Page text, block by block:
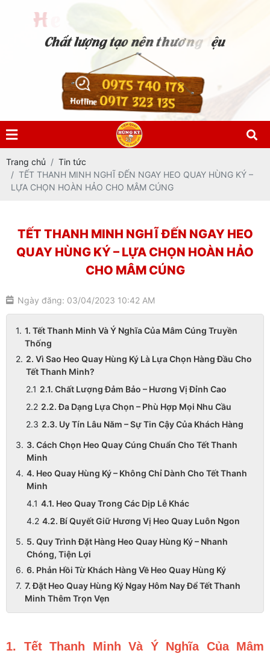
0975 740 178
Hotline0917 323 135
Trang chủ
Tin tức
TẾT THANH MINH NGHĨ ĐẾN NGAY HEO QUAY HÙNG KÝ –
LỰA CHỌN HOÀN HẢO CHO MÂM CÚNG
TẾT THANH MINH NGHĨ ĐẾN NGAY HEO
QUAY HÙNG KÝ – LỰA CHỌN HOÀN HẢO
CHO MÂM CÚNG
Ngày đăng: 03/04/2023 10:42 AM
1. Tết Thanh Minh Và Ý Nghĩa Của Mâm Cúng Truyền
Thống
2. Vì Sao Heo Quay Hùng Ký Là Lựa Chọn Hàng Đầu Cho
Tết Thanh Minh?
2.1. Chất Lượng Đảm Bảo – Hương Vị Đỉnh Cao
2.2. Đa Dạng Lựa Chọn – Phù Hợp Mọi Nhu Cầu
2.3. Uy Tín Lâu Năm – Sự Tin Cậy Của Khách Hàng
3. Cách Chọn Heo Quay Cúng Chuẩn Cho Tết Thanh
Minh
4. Heo Quay Hùng Ký – Không Chỉ Dành Cho Tết Thanh
Minh
4.1. Heo Quay Trong Các Dịp Lễ Khác
4.2. Bí Quyết Giữ Hương Vị Heo Quay Luôn Ngon
5. Quy Trình Đặt Hàng Heo Quay Hùng Ký – Nhanh
Chóng, Tiện Lợi
6. Phản Hồi Từ Khách Hàng Về Heo Quay Hùng Ký
7. Đặt Heo Quay Hùng Ký Ngay Hôm Nay Để Tết Thanh
Minh Thêm Trọn Vẹn
1. Tết Thanh Minh Và Ý Nghĩa Của Mâm